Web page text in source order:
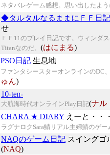
ネタバレゲーム感想。思い出したよう
◆タルタルなるままにＦＦ日
せ
ＦＦ11のプレイ日記です。ウィンダ
Titanなのだ。 (はにまる)
PSO日記 生息地
ファンタシースターオンラインのDC
ゅん)
10-ten-
大航海時代オンラインPlay日記(ナル
CHARA ★ DIARY えーと・・
ラグナロクSara鯖リアル主婦鯖のゲー
NAQのゲーム日記 スイング
(NAQ)